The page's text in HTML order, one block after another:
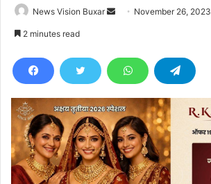
News Vision Buxar
d
e
m
a
i
l
November 26, 2023
2 minutes read